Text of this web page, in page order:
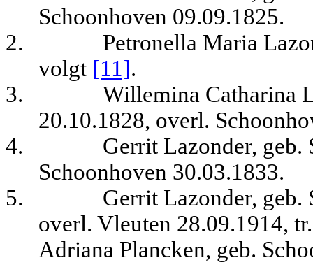
Schoonhoven 09.09.1825.
2.
Petronella Maria
volgt [11].
3.
Willemina Catharina
20.10.1828, overl.
4.
Gerrit Lazonder, geb.
Schoonhoven 30.03.1833.
5.
Gerrit Lazonder, geb.
overl. Vleuten 28.09.1914,
Adriana Plancken, geb.